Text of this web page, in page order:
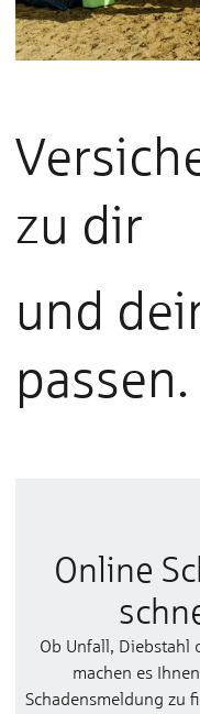
zu dir
und
passen.
Online
Ob Unfall, Diebstahl
machen es
Schadensmeldung zu